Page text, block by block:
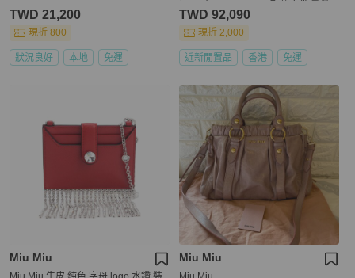
TWD 21,200
現折 800
狀況良好 本地 免運
TWD 92,090
現折 2,000
近新閒置品 香港 免運
Miu Miu Miu Miu